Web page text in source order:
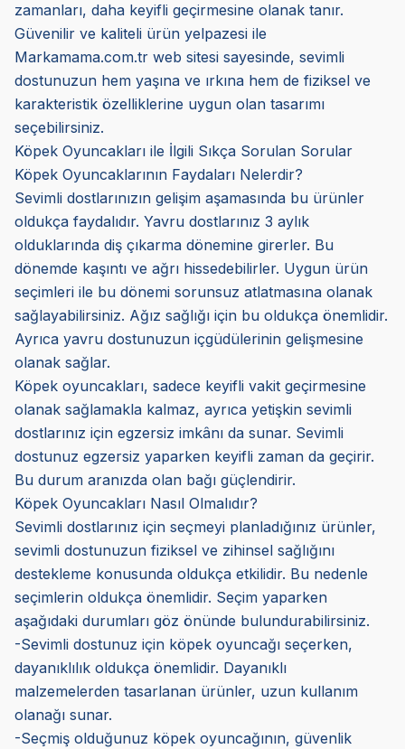
zamanları, daha keyifli geçirmesine olanak tanır.
Güvenilir ve kaliteli ürün yelpazesi ile
Markamama.com.tr web sitesi sayesinde, sevimli
dostunuzun hem yaşına ve ırkına hem de fiziksel ve
karakteristik özelliklerine uygun olan tasarımı
seçebilirsiniz.
Köpek Oyuncakları ile İlgili Sıkça Sorulan Sorular
Köpek Oyuncaklarının Faydaları Nelerdir?
Sevimli dostlarınızın gelişim aşamasında bu ürünler
oldukça faydalıdır. Yavru dostlarınız 3 aylık
olduklarında diş çıkarma dönemine girerler. Bu
dönemde kaşıntı ve ağrı hissedebilirler. Uygun ürün
seçimleri ile bu dönemi sorunsuz atlatmasına olanak
sağlayabilirsiniz. Ağız sağlığı için bu oldukça önemlidir.
Ayrıca yavru dostunuzun içgüdülerinin gelişmesine
olanak sağlar.
Köpek oyuncakları, sadece keyifli vakit geçirmesine
olanak sağlamakla kalmaz, ayrıca yetişkin sevimli
dostlarınız için egzersiz imkânı da sunar. Sevimli
dostunuz egzersiz yaparken keyifli zaman da geçirir.
Bu durum aranızda olan bağı güçlendirir.
Köpek Oyuncakları Nasıl Olmalıdır?
Sevimli dostlarınız için seçmeyi planladığınız ürünler,
sevimli dostunuzun fiziksel ve zihinsel sağlığını
destekleme konusunda oldukça etkilidir. Bu nedenle
seçimlerin oldukça önemlidir. Seçim yaparken
aşağıdaki durumları göz önünde bulundurabilirsiniz.
-Sevimli dostunuz için köpek oyuncağı seçerken,
dayanıklılık oldukça önemlidir. Dayanıklı
malzemelerden tasarlanan ürünler, uzun kullanım
olanağı sunar.
-Seçmiş olduğunuz köpek oyuncağının, güvenlik